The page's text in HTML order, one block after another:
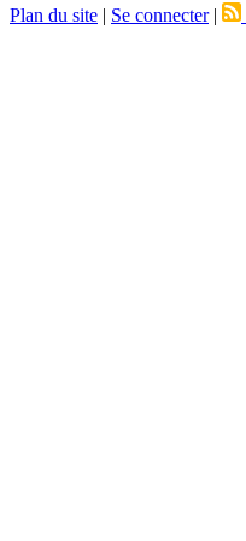
Plan du site | Se connecter|